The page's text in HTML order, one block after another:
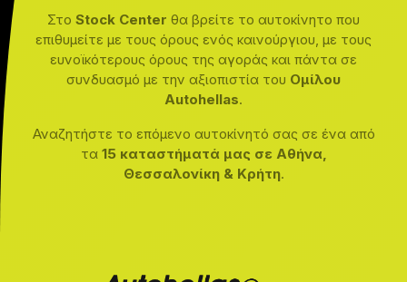
Στο Stock Center θα βρείτε το αυτοκίνητο που
επιθυμείτε με τους όρους ενός καινούργιου, με τους
ευνοϊκότερους όρους της αγοράς και πάντα σε
συνδυασμό με την αξιοπιστία του Ομίλου
Autohellas.
Αναζητήστε το επόμενο αυτοκίνητό σας σε ένα από
τα 15 καταστήματά μας σε Αθήνα,
Θεσσαλονίκη & Κρήτη.